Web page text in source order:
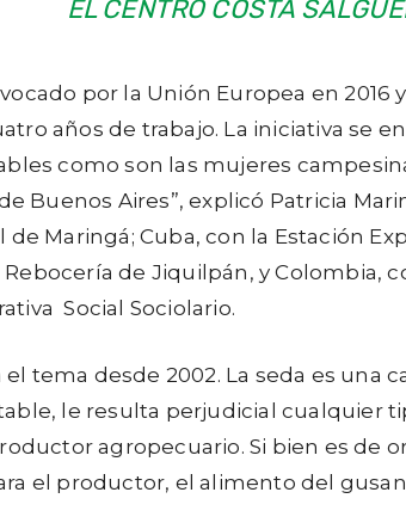
EL CENTRO COSTA
por la Unión Europea en
años de trabajo. La iniciativa se
como son las mujeres
Buenos Aires”, explicó Patricia
de Maringá; Cuba, con la Estación
de Jiquilpán, y Colombia,
Social Sociolario.
tema desde 2002. La seda es
le resulta perjudicial cualquier
agropecuario. Si bien es de
el productor, el alimento del